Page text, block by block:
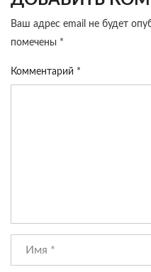
Ваш адрес email не будет
помечены *
Комментарий *